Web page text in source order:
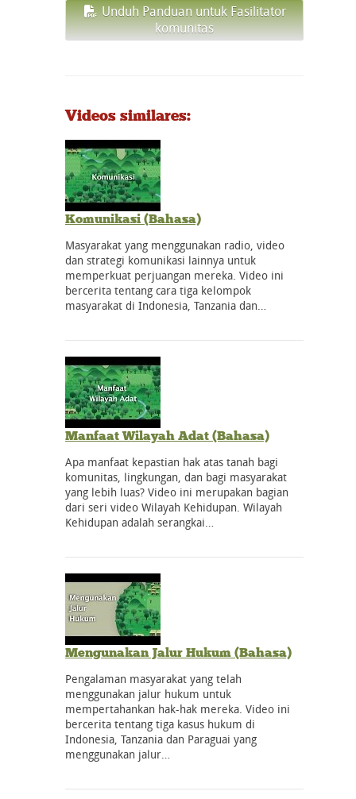
Unduh Panduan untuk Fasilitator
komunitas
Videos similares:
Komunikasi (Bahasa)
Masyarakat yang menggunakan radio, video
dan strategi komunikasi lainnya untuk
memperkuat perjuangan mereka. Video ini
bercerita tentang cara tiga kelompok
masyarakat di Indonesia, Tanzania dan…
Manfaat Wilayah Adat (Bahasa)
Apa manfaat kepastian hak atas tanah bagi
komunitas, lingkungan, dan bagi masyarakat
yang lebih luas? Video ini merupakan bagian
dari seri video Wilayah Kehidupan. Wilayah
Kehidupan adalah serangkai…
Mengunakan Jalur Hukum (Bahasa)
Pengalaman masyarakat yang telah
menggunakan jalur hukum untuk
mempertahankan hak-hak mereka. Video ini
bercerita tentang tiga kasus hukum di
Indonesia, Tanzania dan Paraguai yang
menggunakan jalur…